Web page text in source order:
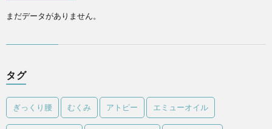
まだデータがありません。
タグ
ぎっくり腰 むくみ アトピー エミューオイル